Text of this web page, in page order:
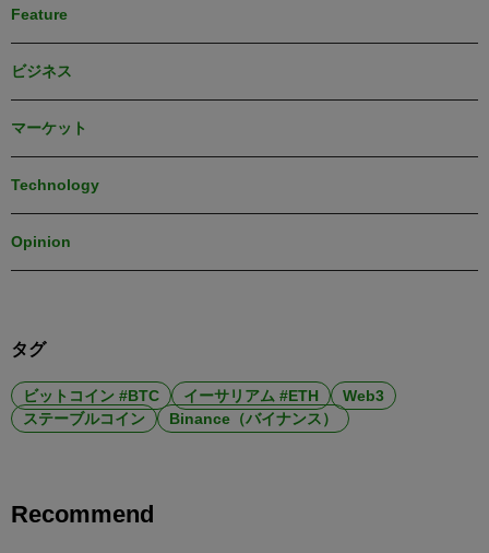
Feature
ビジネス
マーケット
Technology
Opinion
タグ
ビットコイン #BTC イーサリアム #ETH
Web3
ステーブルコイン
Binance（バイナンス）
Recommend